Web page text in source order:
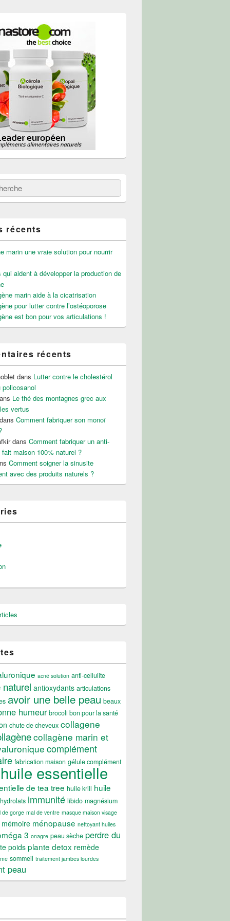
récents
marin une vraie solution pour nourrir
qui aident à développer la production de
marin aide à la cicatrisation
pour lutter contre l’ostéoporose
est bon pour vos articulations !
récents
dans Lutter contre le cholestérol
policosanol
Le thé des montagnes grec aux
vertus
dans Comment fabriquer son monoï
dans Comment fabriquer un anti-
maison 100% naturel ?
Comment soigner la sinusite
avec des produits naturels ?
acné solution anti-cellulite
antioxydants articulations
avoir une belle peau beaux
humeur brocoli bon pour la santé
chute de cheveux collagene
collagène marin et
complément
fabrication maison gélule complément
huile essentielle
de tea tree huile krill huile
hydrolats immunité libido magnésium
de gorge mal de ventre masque maison visage
mémoire ménopause nettoyant huiles
3 onagre peau sèche perdre du
poidsplante detox remède
sommeil traitement jambes lourdes
peau